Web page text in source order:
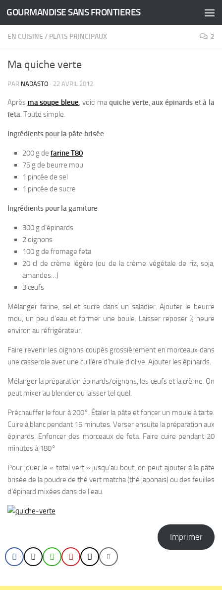
Skip to content
GOURMANDISE SANS FRONTIERES
EN CUISINE / PLATS PRINCIPAUX 2
Ma quiche verte
PAR NADASTO · 22 AVRIL 2012
Après ma soupe bleue, voici maquiche verte,aux épinards et à la
feta. Toute simple.
Ingrédients pour la pâte brisée
200 g de farine T80
75 g de beurre mou
1 pincée de sel
1 pincée de sucre
Ingrédients pour la garniture
300 g d’épinards
2 oignons
100 g de fromage feta
20 cl de crème légère (ou de la crème végétale de riz, soja,
amandes…)
3 œufs
Mélanger farine, sel et sucre dans un saladier. Ajouter le beurre
mou, un peu d’eau et former une boule. Laisser reposer ½ heure
environ au réfrigérateur.
Faire revenir les oignons coupés grossièrement en morceaux dans
une casserole avec une cuillère d’huile d’olive. Ajouter les épinards.
Mélanger la préparation épinards/oignons, les œufs et la crème. On
peut mixer au blender ou laisser tel quel.
Préchauffer le four à 200°. Étaler la pâte et foncer un moule à tarte.
Cuire à blanc pendant 15 minutes. Verser ensuite la préparation aux
épinards. Enfoncer des morceaux de feta. Faire cuire pendant 20
minutes à 180°
Pour jouer le « total vert » jusqu’au bout, on peut ajouter à la pâte
brisée de la poudre de thé vert matcha (thé japonais) ou des feuilles
d’épinard mixées dans de l’eau.
Imprimer